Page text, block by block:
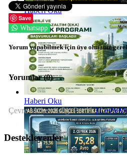
Haberi Oku
Haberi Oku
Save
Whatsapp
Yorum yapabilmek için üye olmanız
Yorumlar (0)
Çevre Mühendisliği Portalı|
Destekleyenler